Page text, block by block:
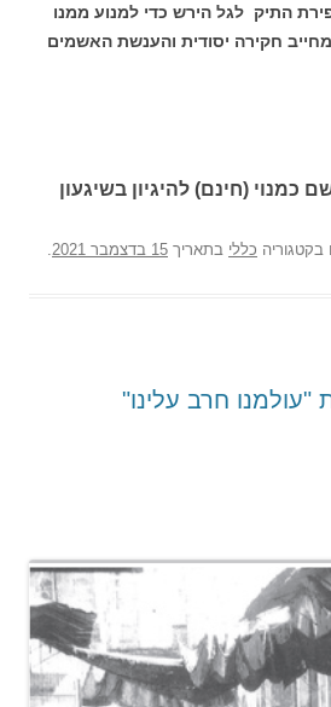
התיק לגל הירש כדי למנוע ממנו
חקירה יסודית והענשת האשמים
כמנוי (חינם) להיגיון בשיגעון
כללי בתאריך 15 בדצמבר 2021